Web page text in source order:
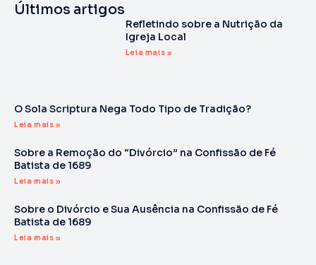
Últimos artigos
Refletindo sobre a Nutrição da
Igreja Local
Leia mais »
O Sola Scriptura Nega Todo Tipo de Tradição?
Leia mais »
Sobre a Remoção do “Divórcio” na Confissão de Fé
Batista de 1689
Leia mais »
Sobre o Divórcio e Sua Ausência na Confissão de Fé
Batista de 1689
Leia mais »